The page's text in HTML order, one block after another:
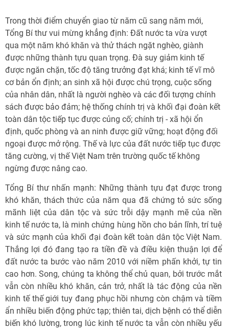
Trong thời điểm chuyển giao từ năm cũ sang năm mới,
Tổng Bí thư vui mừng khẳng định: Đất nước ta vừa vượt
qua một năm khó khăn và thử thách ngặt nghèo, giành
được những thành tựu quan trọng. Đà suy giảm kinh tế
được ngăn chặn, tốc độ tăng trưởng đạt khá; kinh tế vĩ mô
cơ bản ổn định; an sinh xã hội được chú trọng, cuộc sống
của nhân dân, nhất là người nghèo và các đối tượng chính
sách được bảo đảm; hệ thống chính trị và khối đại đoàn kết
toàn dân tộc tiếp tục được củng cố; chính trị - xã hội ổn
định, quốc phòng và an ninh được giữ vững; hoạt động đối
ngoại được mở rộng. Thế và lực của đất nước tiếp tục được
tăng cường, vị thế Việt Nam trên trường quốc tế không
ngừng được nâng cao.
Tổng Bí thư nhấn mạnh: Những thành tựu đạt được trong
khó khăn, thách thức của năm qua đã chứng tỏ sức sống
mãnh liệt của dân tộc và sức trỗi dậy mạnh mẽ của nền
kinh tế nước ta, là minh chứng hùng hồn cho bản lĩnh, trí tuệ
và sức mạnh của khối đại đoàn kết toàn dân tộc Việt Nam.
Thắng lợi đó đang tạo ra tiền đề và điều kiện thuận lợi để
đất nước ta bước vào năm 2010 với niềm phấn khởi, tự tin
cao hơn. Song, chúng ta không thể chủ quan, bởi trước mắt
vẫn còn nhiều khó khăn, cản trở, nhất là tác động của nền
kinh tế thế giới tuy đang phục hồi nhưng còn chậm và tiềm
ẩn nhiều biến động phức tạp; thiên tai, dịch bệnh có thể diễn
biến khó lường, trong lúc kinh tế nước ta vẫn còn nhiều yếu